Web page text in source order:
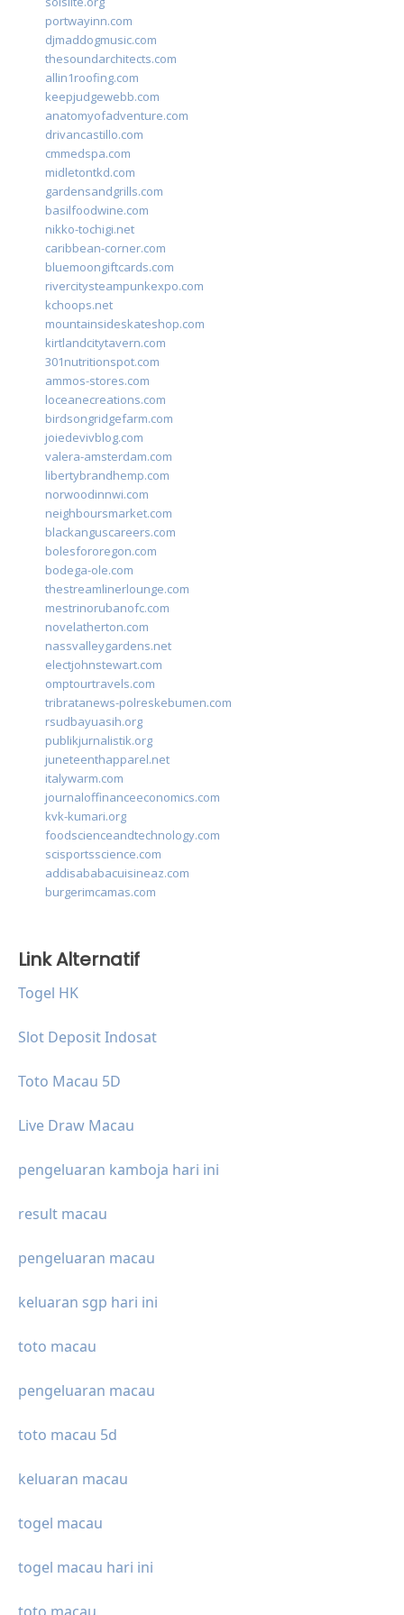
portwayinn.com
djmaddogmusic.com
thesoundarchitects.com
allin1roofing.com
keepjudgewebb.com
anatomyofadventure.com
drivancastillo.com
cmmedspa.com
midletontkd.com
gardensandgrills.com
basilfoodwine.com
nikko-tochigi.net
caribbean-corner.com
bluemoongiftcards.com
rivercitysteampunkexpo.com
kchoops.net
mountainsideskateshop.com
kirtlandcitytavern.com
301nutritionspot.com
ammos-stores.com
loceanecreations.com
birdsongridgefarm.com
joiedevivblog.com
valera-amsterdam.com
libertybrandhemp.com
norwoodinnwi.com
neighboursmarket.com
blackanguscareers.com
bolesfororegon.com
bodega-ole.com
thestreamlinerlounge.com
mestrinorubanofc.com
novelatherton.com
nassvalleygardens.net
electjohnstewart.com
omptourtravels.com
tribratanews-polreskebumen.com
rsudbayuasih.org
publikjurnalistik.org
juneteenthapparel.net
italywarm.com
journaloffinanceeconomics.com
kvk-kumari.org
foodscienceandtechnology.com
scisportsscience.com
addisababacuisineaz.com
burgerimcamas.com
Link Alternatif
Togel HK
Slot Deposit Indosat
Toto Macau 5D
Live Draw Macau
pengeluaran kamboja hari ini
result macau
pengeluaran macau
keluaran sgp hari ini
toto macau
pengeluaran macau
toto macau 5d
keluaran macau
togel macau
togel macau hari ini